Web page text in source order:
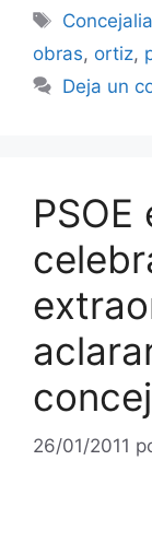
Etiquetas
Concejalia
obras, ortiz,
Deja un
26/01/2011